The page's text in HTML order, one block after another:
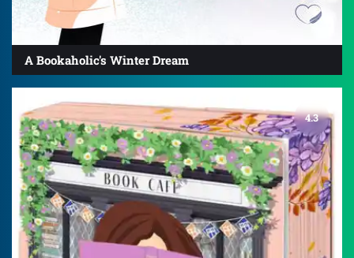
A Bookaholic's Winter Dream
4.3